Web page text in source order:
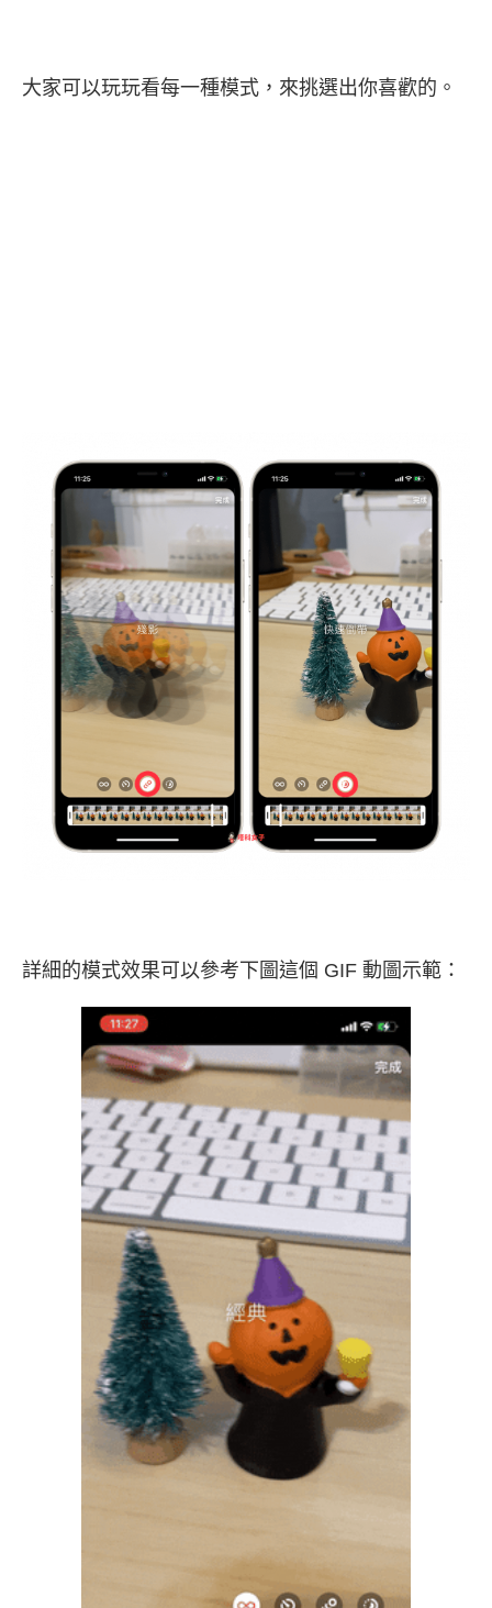
大家可以玩玩看每一種模式，來挑選出你喜歡的。
詳細的模式效果可以參考下圖這個 GIF 動圖示範：